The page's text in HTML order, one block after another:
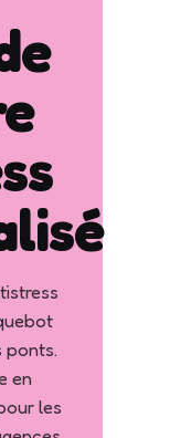
ponts.
en
les